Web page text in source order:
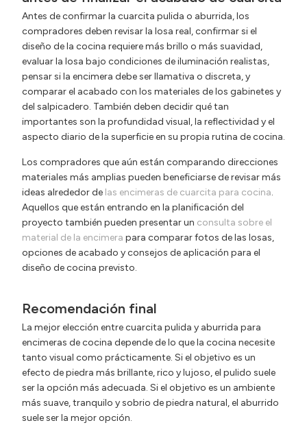
Antes de confirmar la cuarcita pulida o aburrida, los
compradores deben revisar la losa real, confirmar si el
diseño de la cocina requiere más brillo o más suavidad,
evaluar la losa bajo condiciones de iluminación realistas,
pensar si la encimera debe ser llamativa o discreta, y
comparar el acabado con los materiales de los gabinetes y
del salpicadero. También deben decidir qué tan
importantes son la profundidad visual, la reflectividad y el
aspecto diario de la superficie en su propia rutina de cocina.
Los compradores que aún están comparando direcciones
materiales más amplias pueden beneficiarse de revisar más
ideas alrededor de las encimeras de cuarcita para cocina.
Aquellos que están entrando en la planificación del
proyecto también pueden presentar un consulta sobre el
material de la encimera para comparar fotos de las losas,
opciones de acabado y consejos de aplicación para el
diseño de cocina previsto.
Recomendación final
La mejor elección entre cuarcita pulida y aburrida para
encimeras de cocina depende de lo que la cocina necesite
tanto visual como prácticamente. Si el objetivo es un
efecto de piedra más brillante, rico y lujoso, el pulido suele
ser la opción más adecuada. Si el objetivo es un ambiente
más suave, tranquilo y sobrio de piedra natural, el aburrido
suele ser la mejor opción.